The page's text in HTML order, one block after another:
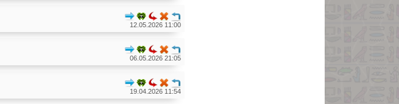
12.05.2026 11:00
06.05.2026 21:05
19.04.2026 11:54